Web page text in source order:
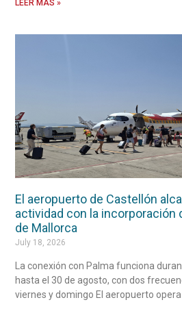
LEER MÁS »
El aeropuerto de Castellón
actividad con la incorporación
de Mallorca
July 18, 2026
La conexión con Palma funciona
hasta el 30 de agosto, con dos
viernes y domingo El aeropuerto opera